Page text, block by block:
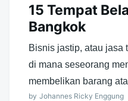
15 Tempat
Bangkok
Bisnis jastip, atau jasa
di mana seseorang
membelikan barang
by Johannes Ricky Enggung